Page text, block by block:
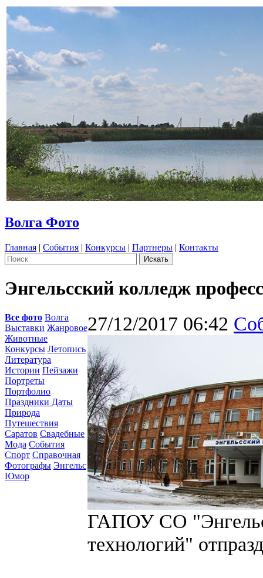
Волга Фото
Главная | События | Конкурсы | Партнеры | Контакты
Энгельсский колледж
Все фото Волга
Выставки Жанровое
Животные
Конкурсы Летопись
Литература
Истории Пейзажи
Портреты
Портфолио
Праздники Даты
Природа
Путешествия
Саратов Свадебные
Мода События
Спорт Справочная
Фотографы Энгельс
Юмор
27/12/2017 06:42
ГАПОУ СО
технологий"